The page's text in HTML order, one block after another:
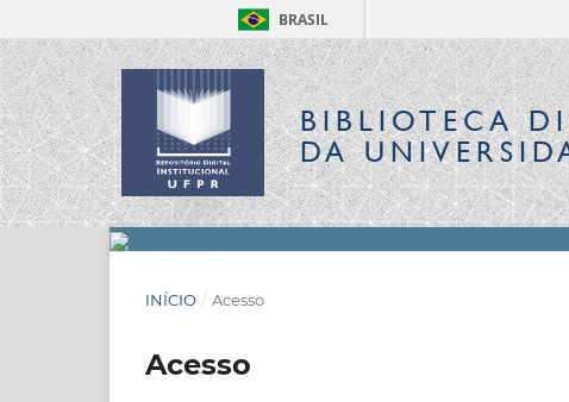
BRASIL
BIBLIOTECA
DA
INÍCIO / Acesso
Acesso